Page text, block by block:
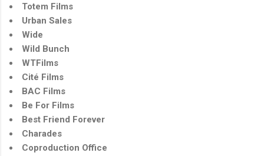
Totem Films
Urban Sales
Wide
Wild Bunch
WTFilms
Cité Films
BAC Films
Be For Films
Best Friend Forever
Charades
Coproduction Office